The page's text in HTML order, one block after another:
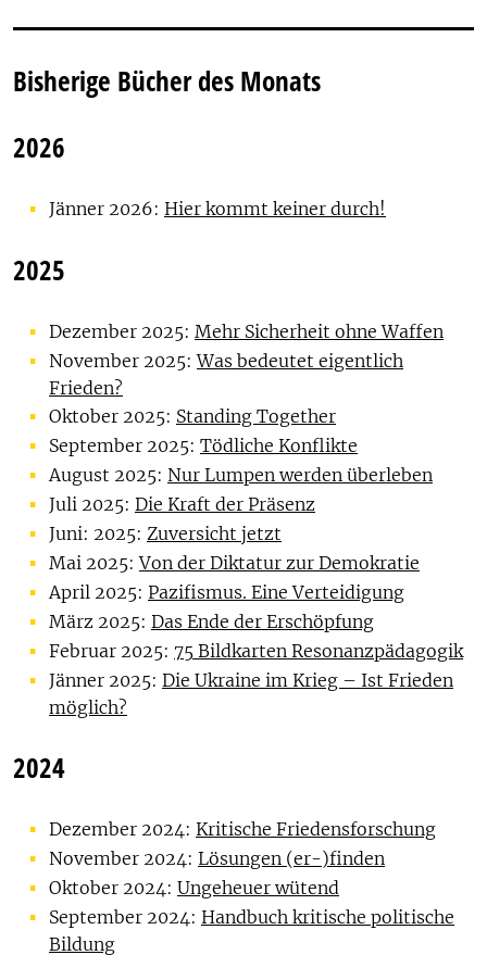
Bisherige Bücher des Monats
2026
Jänner 2026: Hier kommt keiner durch!
2025
Dezember 2025: Mehr Sicherheit ohne Waffen
November 2025:Was bedeutet eigentlich
Frieden?
Oktober 2025: Standing Together
September 2025: Tödliche Konflikte
August 2025: Nur Lumpen werden überleben
Juli 2025: Die Kraft der Präsenz
Juni: 2025: Zuversicht jetzt
Mai 2025:Von der Diktatur zur Demokratie
April 2025: Pazifismus. Eine Verteidigung
März 2025: Das Ende der Erschöpfung
Februar 2025: 75 Bildkarten Resonanzpädagogik
Jänner 2025: Die Ukraine im Krieg – Ist Frieden
möglich?
2024
Dezember 2024: Kritische Friedensforschung
November 2024: Lösungen (er-)finden
Oktober 2024: Ungeheuer wütend
September 2024: Handbuch kritische politische
Bildung